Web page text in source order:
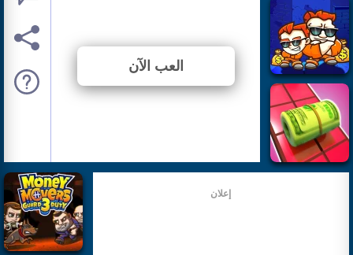
العب الآن
إعلان